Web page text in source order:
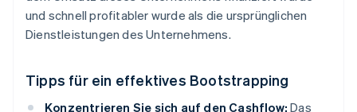
und schnell profitabler wurde als die ursprünglichen
Dienstleistungen des Unternehmens.
Tipps für ein effektives Bootstrapping
Konzentrieren Sie sich auf den Cashflow: Das